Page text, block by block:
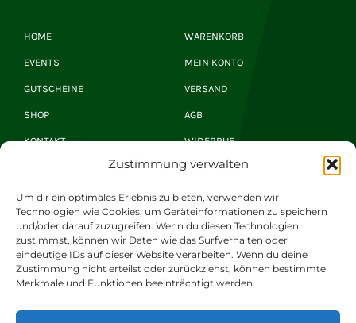
Zustimmung verwalten
Um dir ein optimales Erlebnis zu bieten, verwenden wir
Technologien wie Cookies, um Geräteinformationen zu speichern
und/oder darauf zuzugreifen. Wenn du diesen Technologien
zustimmst, können wir Daten wie das Surfverhalten oder
eindeutige IDs auf dieser Website verarbeiten. Wenn du deine
Zustimmung nicht erteilst oder zurückziehst, können bestimmte
Merkmale und Funktionen beeinträchtigt werden.
HOME
EVENTS
GUTSCHEINE
SHOP
KONTAKT
WARENKORB
MEIN KONTO
VERSAND
AGB
WIDERRUF
Hirsch Newsletter
JETZT ANMELDEN